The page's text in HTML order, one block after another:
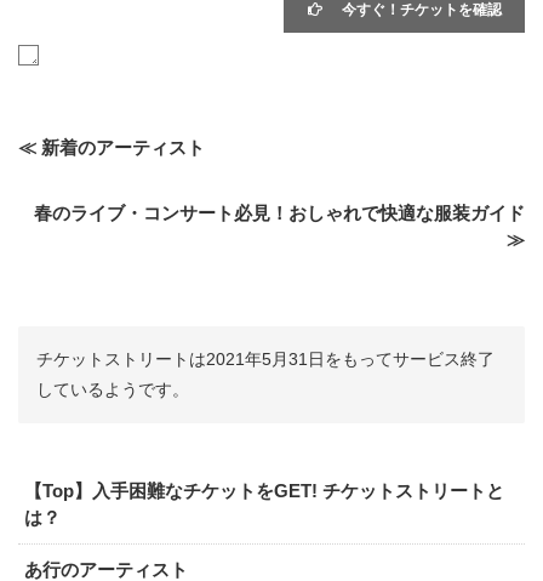
今すぐ！チケットを確認
≪ 新着のアーティスト
春のライブ・コンサート必見！おしゃれで快適な服装ガイド
≫
チケットストリートは2021年5月31日をもってサービス終了
しているようです。
【Top】入手困難なチケットをGET! チケットストリートと
は？
あ行のアーティスト